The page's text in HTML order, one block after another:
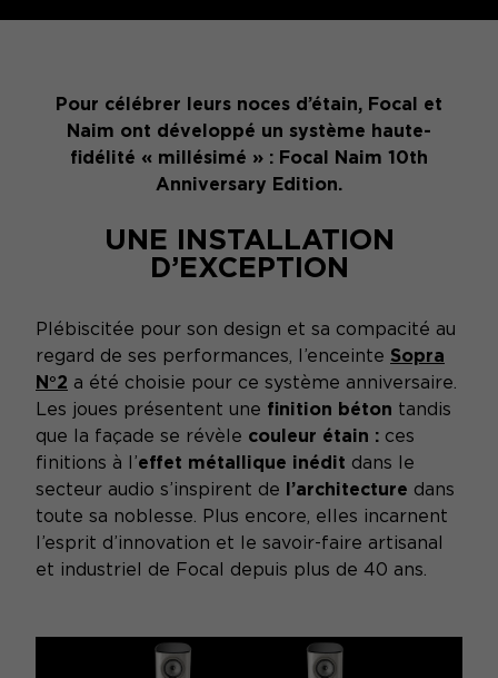
Pour célébrer leurs noces d’étain, Focal et
Naim ont développé un système haute-
fidélité « millésimé » : Focal Naim 10th
Anniversary Edition.
UNE INSTALLATION
D’EXCEPTION
Plébiscitée pour son design et sa compacité au
regard de ses performances, l’enceinte Sopra
N°2 a été choisie pour ce système anniversaire.
Les joues présentent une finition béton tandis
que la façade se révèle couleur étain : ces
finitions à l’effet métallique inédit dans le
secteur audio s’inspirent de l’architecture dans
toute sa noblesse. Plus encore, elles incarnent
l’esprit d’innovation et le savoir-faire artisanal
et industriel de Focal depuis plus de 40 ans.